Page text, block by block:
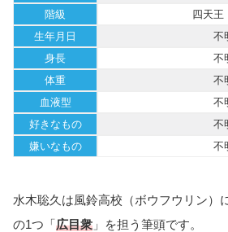
階級
四天
生年月日
不
身長
不
体重
不
血液型
不
好きなもの
不
嫌いなもの
不
水木聡久は風鈴高校（ボウフウリン）
の1つ「広目衆 」を担う筆頭です。